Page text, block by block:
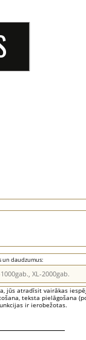
un daudzumus:
jūs atradīsit vairākas
teksta pielāgošana
ir ierobežotas.